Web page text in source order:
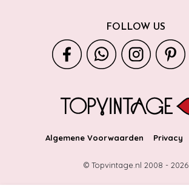
FOLLOW US
Algemene Voorwaarden Privacy
© Topvintage.nl 2008 - 2026